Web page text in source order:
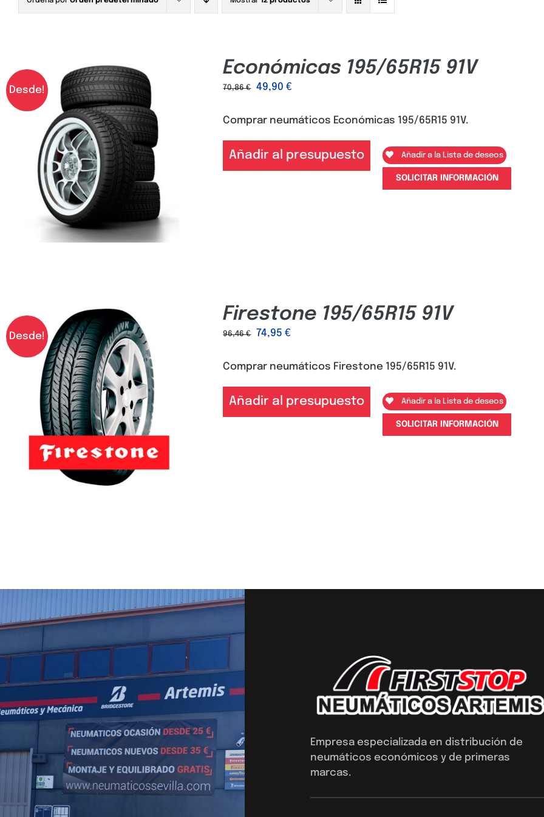
Desde!
Económicas 195/65R15 91V
70,86€ 49,90€
Comprar neumáticos Económicas 195/65R15 91V.
Añadir al presupuesto Añadir a la Lista de deseos
SOLICITAR INFORMACIÓN
Desde!
Firestone 195/65R15 91V
96,46€ 74,95€
Comprar neumáticos Firestone 195/65R15 91V.
Añadir al presupuesto Añadir a la Lista de deseos
SOLICITAR INFORMACIÓN
Empresa especializada en distribución de
neumáticos económicos y de primeras
marcas.